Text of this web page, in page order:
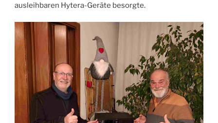
ausleihbaren Hytera-Geräte besorgte.